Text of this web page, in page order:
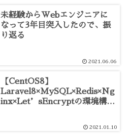
未経験からWebエンジニアに
なって3年目突入したので、振
り返る
2021.06.06
【CentOS8】
Laravel8×MySQL×Redis×Ng
inx×Let’sEncryptの環境構築
2021.01.10